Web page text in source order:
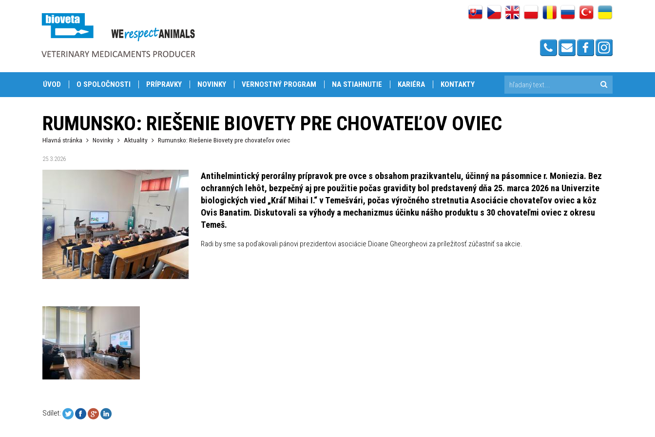
ÚVOD O SPOLOČNOSTI PRÍPRAVKY NOVINKY VERNOSTNÝ PROGRAM NA STIAHNUTIE KARIÉRA KONTAKTY
RUMUNSKO: RIEŠENIE BIOVETY PRE CHOVATEĽOV OVIEC
Hlavná stránka Novinky Aktuality Rumunsko: Riešenie Biovety pre chovateľov oviec
25.3.2026
Antihelmintický perorálny prípravok pre ovce s obsahom prazikvantelu, účinný na pásomnice r. Moniezia. Bez
ochranných lehôt, bezpečný aj pre použitie počas gravidity bol predstavený dňa 25. marca 2026 na Univerzite
biologických vied „Kráľ Mihai I.“ v Temešvári, počas výročného stretnutia Asociácie chovateľov oviec a kôz
Ovis Banatim. Diskutovali sa výhody a mechanizmus účinku nášho produktu s 30 chovateľmi oviec z okresu
Temeš.
Radi by sme sa poďakovali pánovi prezidentovi asociácie Dioane Gheorgheovi za príležitosť zúčastniť sa akcie.
Sdílet: